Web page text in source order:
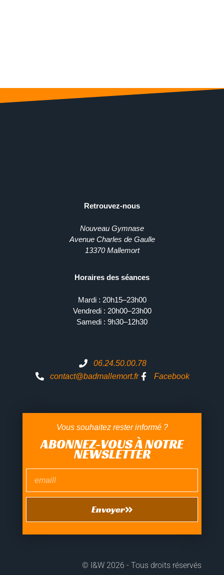
Retrouvez-nous
Nouveau Gymnase
Avenue Charles de Gaulle
13370 Mallemort
Horaires des séances
Mardi : 20h15–23h00
Vendredi : 20h00–23h00
Samedi : 9h30–12h30
06.24.50.00.78
contact@badmallemort.fr
Facebook
Vous souhaitez rester informé ?
ABONNEZ-VOUS À NOTRE
NEWSLETTER
Envoyer
© I&W 2026 - Tous droits réservés